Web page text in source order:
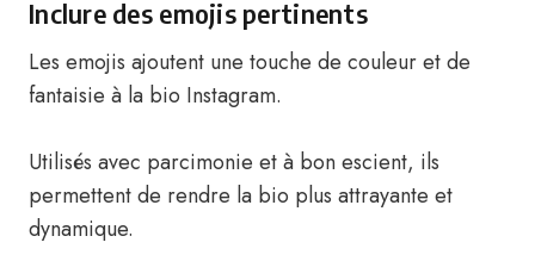
Inclure des emojis pertinents
Les emojis ajoutent une touche de couleur et de
fantaisie à la bio Instagram.
Utilisés avec parcimonie et à bon escient, ils
permettent de rendre la bio plus attrayante et
dynamique.